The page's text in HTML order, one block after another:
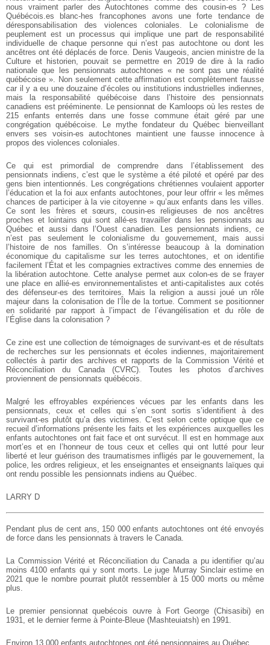
nous vraiment parler des Autochtones comme des cousin-es ? Les
Québécois.es blanc-hes francophones avons une forte tendance de
déresponsabilisation des violences coloniales. Le colonialisme de
peuplement est un processus qui implique une part de responsabilité
individuelle de chaque personne qui n’est pas autochtone ou dont les
ancêtres ont été déplacés de force. Denis Vaugeois, ancien ministre de la
Culture et historien, pouvait se permettre en 2019 de dire à la radio
nationale que les pensionnats autochtones « ne sont pas une réalité
québécoise ». Non seulement cette affirmation est complètement fausse
car il y a eu une douzaine d’écoles ou institutions industrielles indiennes,
mais la responsabilité québécoise dans l’histoire des pensionnats
canadiens est prééminente. Le pensionnat de Kamloops où les restes de
215 enfants enterrés dans une fosse commune était géré par une
congrégation québécoise. Le mythe fondateur du Québec bienveillant
envers ses voisin-es autochtones maintient une fausse innocence à
propos des violences coloniales.
Ce qui est primordial de comprendre dans l’établissement des
pensionnats indiens, c’est que le système a été piloté et opéré par des
gens bien intentionnés. Les congrégations chrétiennes voulaient apporter
l’éducation et la foi aux enfants autochtones, pour leur offrir « les mêmes
chances de participer à la vie citoyenne » qu’aux enfants dans les villes.
Ce sont les frères et sœurs, cousin-es religieuses de nos ancêtres
proches et lointains qui sont allé-es travailler dans les pensionnats au
Québec et aussi dans l’Ouest canadien. Les pensionnats indiens, ce
n’est pas seulement le colonialisme du gouvernement, mais aussi
l’histoire de nos familles. On s’intéresse beaucoup à la domination
économique du capitalisme sur les terres autochtones, et on identifie
facilement l’État et les compagnies extractives comme des ennemies de
la libération autochtone. Cette analyse permet aux colon-es de se frayer
une place en allié-es environnementalistes et anti-capitalistes aux cotés
des défenseur-es des territoires. Mais la religion a aussi joué un rôle
majeur dans la colonisation de l’Île de la tortue. Comment se positionner
en solidarité par rapport à l’impact de l’évangélisation et du rôle de
l’Église dans la colonisation ?
Ce zine est une collection de témoignages de survivant-es et de résultats
de recherches sur les pensionnats et écoles indiennes, majoritairement
collectés à partir des archives et rapports de la Commission Vérité et
Réconciliation du Canada (CVRC). Toutes les photos d’archives
proviennent de pensionnats québécois.
Malgré les effroyables expériences vécues par les enfants dans les
pensionnats, ceux et celles qui s’en sont sortis s’identifient à des
survivant-es plutôt qu’a des victimes. C’est selon cette optique que ce
recueil d’informations présente les faits et les expériences auxquelles les
enfants autochtones ont fait face et ont survécut. Il est en hommage aux
mort’es et en l’honneur de tous ceux et celles qui ont lutté pour leur
liberté et leur guérison des traumatismes infligés par le gouvernement, la
police, les ordres religieux, et les enseignantes et enseignants laïques qui
ont rendu possible les pensionnats indiens au Québec.
LARRY D
Pendant plus de cent ans, 150 000 enfants autochtones ont été envoyés
de force dans les pensionnats à travers le Canada.
La Commission Vérité et Réconciliation du Canada a pu identifier qu’au
moins 4100 enfants qui y sont morts. Le juge Murray Sinclair estime en
2021 que le nombre pourrait plutôt ressembler à 15 000 morts ou même
plus.
Le premier pensionnat quebécois ouvre à Fort George (Chisasibi) en
1931, et le dernier ferme à Pointe-Bleue (Mashteuiatsh) en 1991.
Environ 13 000 enfants autochtones ont été pensionnaires au Québec.